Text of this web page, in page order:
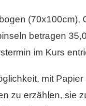
(70x100cm),
betragen
im Kurs
mit
zu erzählen, sie